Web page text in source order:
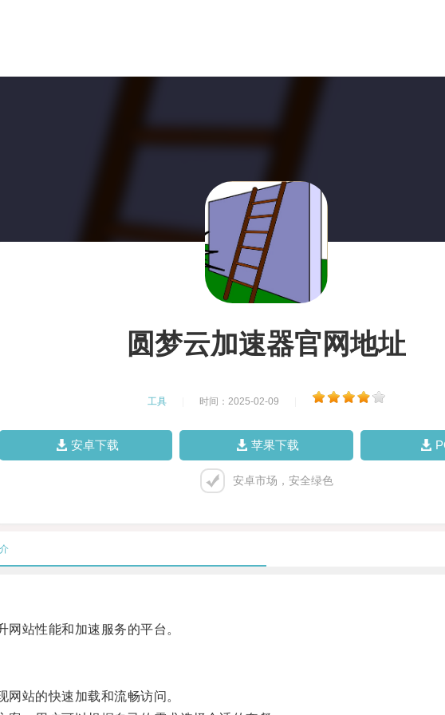
圆梦云加速器官网地址
工具 时间：2025-02-09
安卓下载 苹果下载
安卓市场，安全绿色
站性能和加速服务的平台。
站的快速加载和流畅访问。